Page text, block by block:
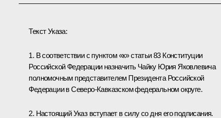
Текст Указа:
1. В соответствии с пунктом «к» статьи 83 Конституции
Российской Федерации назначить Чайку Юрия Яковлевича
полномочным представителем Президента Российской
Федерации в Северо-Кавказском федеральном округе.
2. Настоящий Указ вступает в силу со дня его подписания.